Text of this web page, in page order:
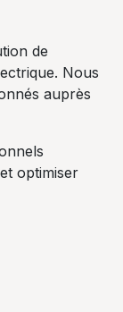
de
Nous
auprès
optimiser